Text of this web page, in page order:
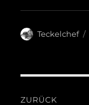
Autor
Teckelchef
ZURÜCK